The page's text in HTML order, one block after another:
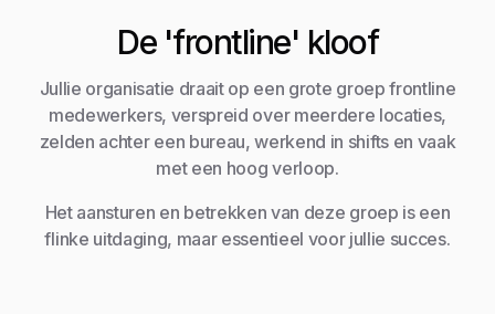
De 'frontline' kloof
Jullie organisatie draait op een grote groep frontline
medewerkers, verspreid over meerdere locaties,
zelden achter een bureau, werkend in shifts en vaak
met een hoog verloop.
Het aansturen en betrekken van deze groep is een
flinke uitdaging, maar essentieel voor jullie succes.